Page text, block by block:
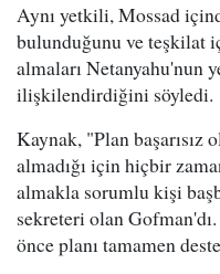
Aynı yetkili, Mossad
bulunduğunu ve teşkilat
almaları Netanyahu'nun
ilişkilendirdiğini söyledi.
Kaynak, "Plan başarısız
almadığı için hiçbir
almakla sorumlu kişi
sekreteri olan
önce planı tamamen